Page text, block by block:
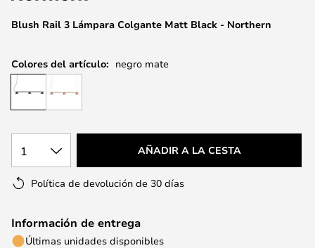
imágenes
Blush Rail 3 Lámpara Colgante Matt Black - Northern
Colores del artículo: negro mate
1 AÑADIR A LA CESTA
Política de devolución de 30 días
Información de entrega
Últimas unidades disponibles